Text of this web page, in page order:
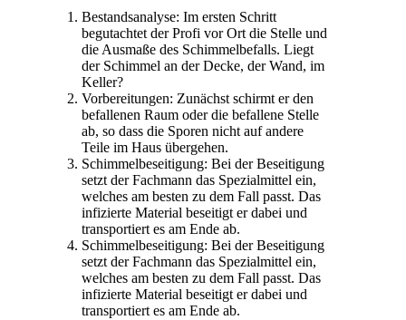
Bestandsanalyse: Im ersten Schritt
begutachtet der Profi vor Ort die Stelle und
die Ausmaße des Schimmelbefalls. Liegt
der Schimmel an der Decke, der Wand, im
Keller?
Vorbereitungen: Zunächst schirmt er den
befallenen Raum oder die befallene Stelle
ab, so dass die Sporen nicht auf andere
Teile im Haus übergehen.
Schimmelbeseitigung: Bei der Beseitigung
setzt der Fachmann das Spezialmittel ein,
welches am besten zu dem Fall passt. Das
infizierte Material beseitigt er dabei und
transportiert es am Ende ab.
Schimmelbeseitigung: Bei der Beseitigung
setzt der Fachmann das Spezialmittel ein,
welches am besten zu dem Fall passt. Das
infizierte Material beseitigt er dabei und
transportiert es am Ende ab.